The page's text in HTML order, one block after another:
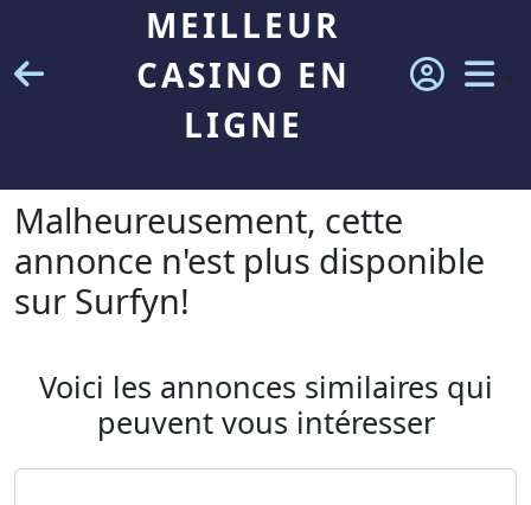
MEILLEUR
CASINO EN
LIGNE
Malheureusement, cette
annonce n'est plus disponible
sur Surfyn!
Voici les annonces similaires qui
peuvent vous intéresser